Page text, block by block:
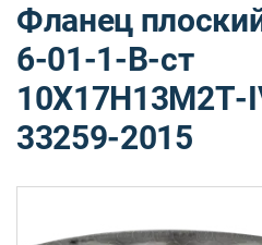
Фланец
6-01-1-B-ст
10Х17Н13М2Т-
33259-2015